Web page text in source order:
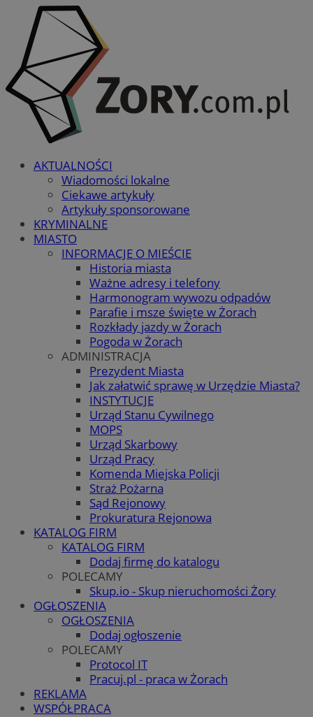
AKTUALNOŚCI
Wiadomości lokalne
Ciekawe artykuły
Artykuły sponsorowane
KRYMINALNE
MIASTO
INFORMACJE O MIEŚCIE
Historia miasta
Ważne adresy i telefony
Harmonogram wywozu odpadów
Parafie i msze święte w Żorach
Rozkłady jazdy w Żorach
Pogoda w Żorach
ADMINISTRACJA
Prezydent Miasta
Jak załatwić sprawę w Urzędzie Miasta?
INSTYTUCJE
Urząd Stanu Cywilnego
MOPS
Urząd Skarbowy
Urząd Pracy
Komenda Miejska Policji
Straż Pożarna
Sąd Rejonowy
Prokuratura Rejonowa
KATALOG FIRM
KATALOG FIRM
Dodaj firmę do katalogu
POLECAMY
Skup.io - Skup nieruchomości Żory
OGŁOSZENIA
OGŁOSZENIA
Dodaj ogłoszenie
POLECAMY
Protocol IT
Pracuj.pl - praca w Żorach
REKLAMA
WSPÓŁPRACA